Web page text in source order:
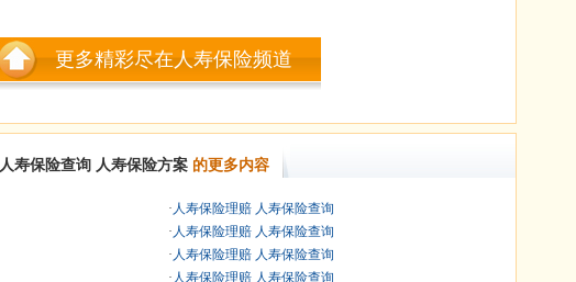
更多精彩尽在人寿保险频道
人寿保险查询 人寿保险方案 的更多内容
· 人寿保险理赔 人寿保险查询
· 人寿保险理赔 人寿保险查询
· 人寿保险理赔 人寿保险查询
· 人寿保险理赔 人寿保险查询